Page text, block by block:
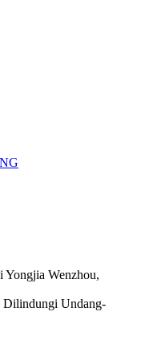
Wenzhou,
Dilindungi Undang-